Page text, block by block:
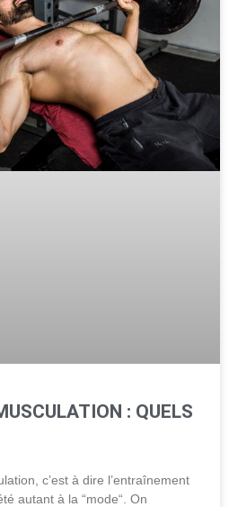
: QUELS
c’est à dire l’entraînement
autant à la “mode“. On